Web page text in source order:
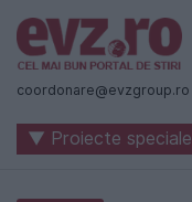
Știri
naționale
internaționale
coordonare@evzgroup.ro
▼ Proiecte speciale